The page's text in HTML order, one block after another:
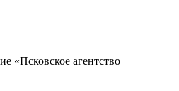
«Псковское агентство